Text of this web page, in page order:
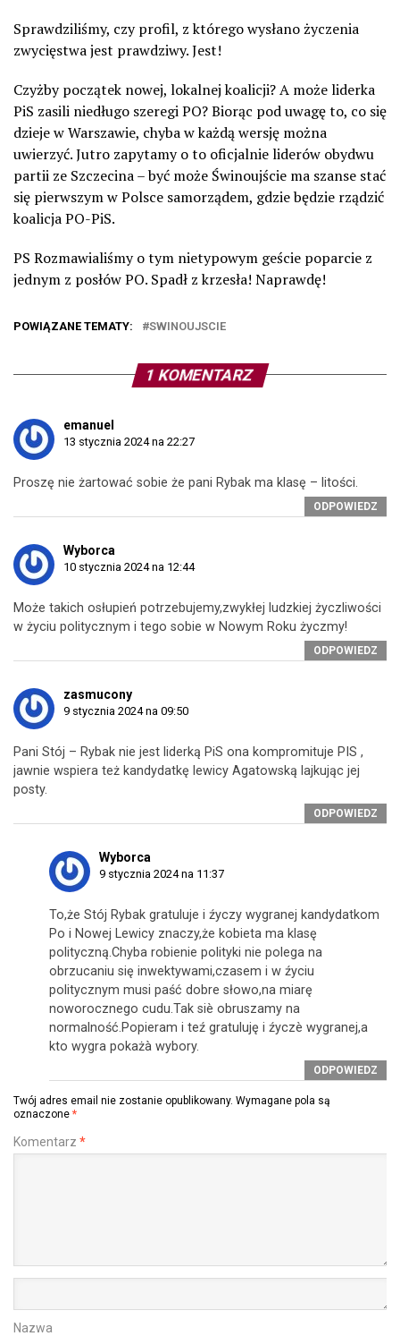
Sprawdziliśmy, czy profil, z którego wysłano życzenia
zwycięstwa jest prawdziwy. Jest!
Czyżby początek nowej, lokalnej koalicji? A może liderka
PiS zasili niedługo szeregi PO? Biorąc pod uwagę to, co się
dzieje w Warszawie, chyba w każdą wersję można
uwierzyć. Jutro zapytamy o to oficjalnie liderów obydwu
partii ze Szczecina – być może Świnoujście ma szanse stać
się pierwszym w Polsce samorządem, gdzie będzie rządzić
koalicja PO-PiS.
PS Rozmawialiśmy o tym nietypowym geście poparcie z
jednym z posłów PO. Spadł z krzesła! Naprawdę!
POWIĄZANE TEMATY: SWINOUJSCIE
1 KOMENTARZ
emanuel
13 stycznia 2024 na 22:27
Proszę nie żartować sobie że pani Rybak ma klasę – litości.
ODPOWIEDZ
Wyborca
10 stycznia 2024 na 12:44
Może takich osłupień potrzebujemy,zwykłej ludzkiej życzliwości
w życiu politycznym i tego sobie w Nowym Roku życzmy!
ODPOWIEDZ
zasmucony
9 stycznia 2024 na 09:50
Pani Stój – Rybak nie jest liderką PiS ona kompromituje PIS ,
jawnie wspiera też kandydatkę lewicy Agatowską lajkując jej
posty.
ODPOWIEDZ
Wyborca
9 stycznia 2024 na 11:37
To,że Stój Rybak gratuluje i źyczy wygranej kandydatkom
Po i Nowej Lewicy znaczy,że kobieta ma klasę
polityczną.Chyba robienie polityki nie polega na
obrzucaniu się inwektywami,czasem i w źyciu
politycznym musi paść dobre słowo,na miarę
noworocznego cudu.Tak siè obruszamy na
normalność.Popieram i teź gratuluję i źyczè wygranej,a
kto wygra pokażà wybory.
ODPOWIEDZ
Twój adres email nie zostanie opublikowany. Wymagane pola są
oznaczone *
Komentarz *
Nazwa